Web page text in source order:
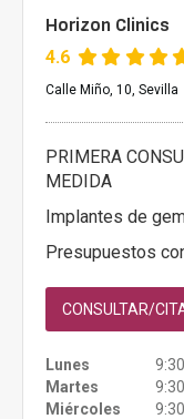
Horizon Clinics
4.6
Calle Miño, 10, Sevilla
PRIMERA
MEDIDA
Implantes de
Presupuestos
CONSULTAR/
Lunes
Martes
Miércoles